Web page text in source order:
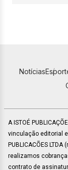
Notícias
A ISTOÉ
vinculação editorial e
PUBLICACÕES
realizamos
contrato de